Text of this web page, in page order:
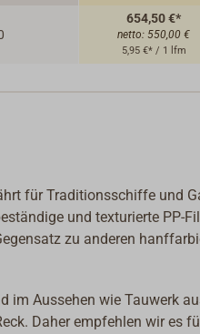
654,50 €*
netto: 550,00 €
5,95 €* / 1 lfm
für Traditionsschiffe und
und texturierte PP-
zu anderen
Aussehen wie Tauwerk
Daher empfehlen wir es